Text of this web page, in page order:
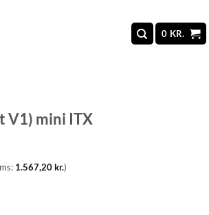
0 KR.
V1) mini ITX
1.567,20kr.)